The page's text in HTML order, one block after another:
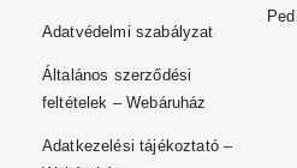
Adatvédelmi szabályzat
Általános szerződési
feltételek – Webáruház
Adatkezelési tájékoztató –